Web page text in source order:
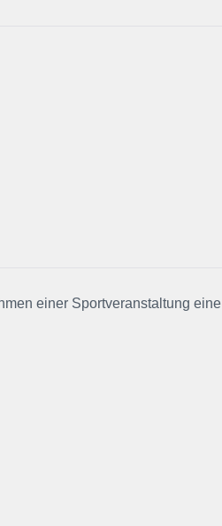
einer Sportveranstaltung eine